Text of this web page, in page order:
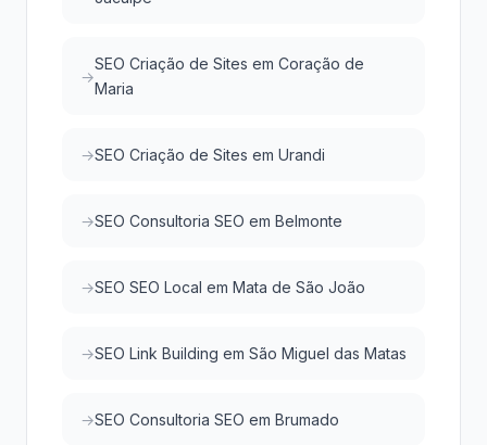
SEO Criação de Sites em Coração de
Maria
SEO Criação de Sites em Urandi
SEO Consultoria SEO em Belmonte
SEO SEO Local em Mata de São João
SEO Link Building em São Miguel das Matas
SEO Consultoria SEO em Brumado